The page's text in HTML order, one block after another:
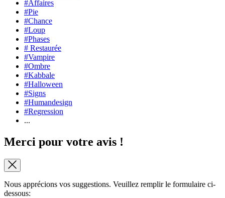
#Affaires
#Pie
#Chance
#Loup
#Phases
# Restaurée
#Vampire
#Ombre
#Kabbale
#Halloween
#Signs
#Humandesign
#Regression
...
Merci pour votre avis !
Nous apprécions vos suggestions. Veuillez remplir le formulaire ci-
dessous: